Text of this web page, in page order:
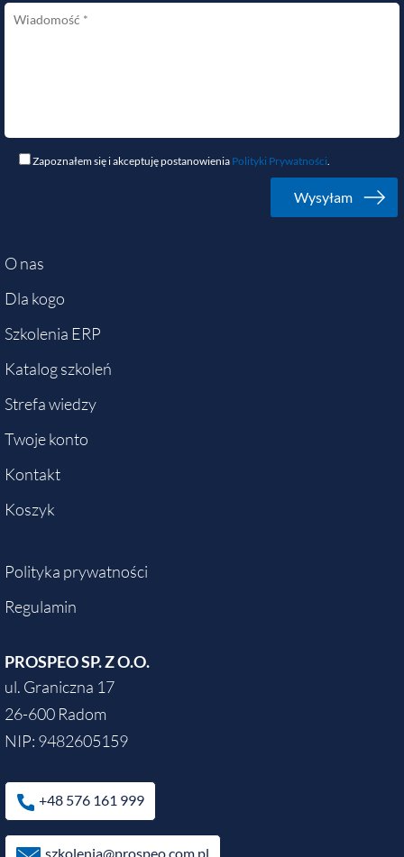
PROSPEO SP. Z O.O.
ul. Graniczna 17
26-600 Radom
NIP: 9482605159
+48 576 161 999
szkolenia@prospeo.com.pl
Zapoznałem się i akceptuję postanowienia Polityki Prywatności.
O nas
Dla kogo
Szkolenia ERP
Katalog szkoleń
Strefa wiedzy
Twoje konto
Kontakt
Koszyk
Polityka prywatności
Regulamin